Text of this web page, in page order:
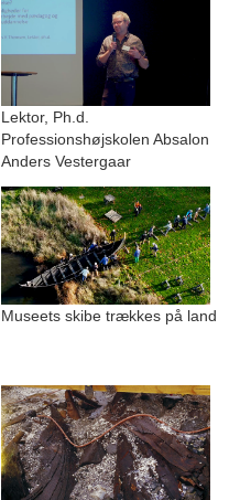
Lektor, Ph.d.
Professionshøjskolen Absalon
Anders Vestergaar
Museets skibe trækkes på land